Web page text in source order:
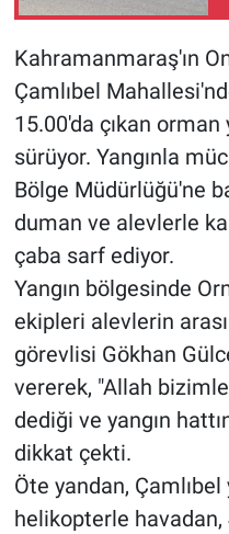
Kahramanmaraş'ın
Çamlıbel
15.00'da çıkan orman
sürüyor. Yangınla
Bölge Müdürlüğü'ne
duman ve alevlerle
çaba sarf ediyor.
Yangın bölgesinde
ekipleri alevlerin
görevlisi Gökhan
vererek, "Allah
dediği ve yangın
dikkat çekti.
Öte yandan, Çamlıbel
helikopterle havadan,